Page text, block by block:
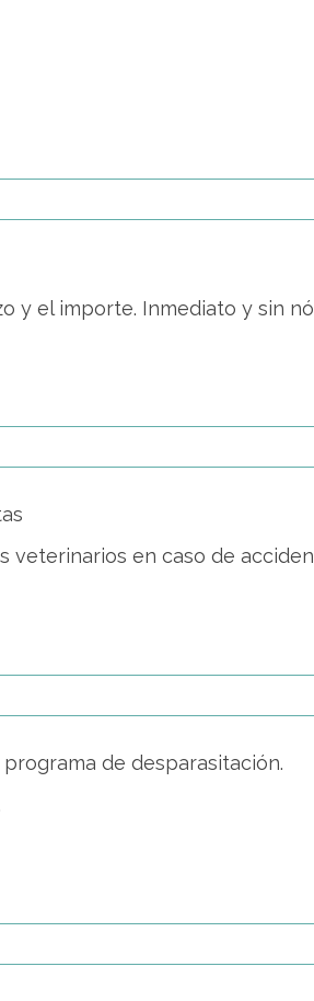
y el importe. Inmediato y sin
veterinarios en caso de
de desparasitación.